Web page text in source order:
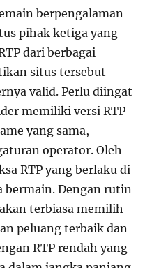
berpengalaman
pihak ketiga yang
dari berbagai
situs tersebut
valid. Perlu diingat
memiliki versi RTP
yang sama,
operator. Oleh
RTP yang berlaku di
Dengan rutin
terbiasa memilih
peluang terbaik dan
RTP rendah yang